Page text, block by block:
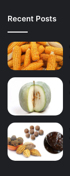
Recent Posts